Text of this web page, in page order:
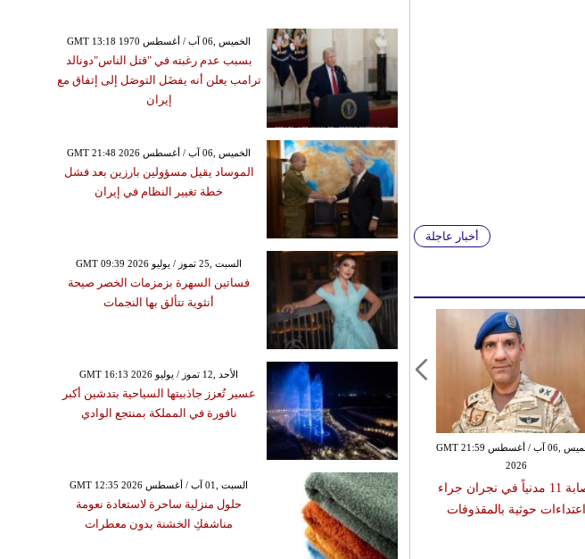
أخبار عاجلة
الخميس ,06 آب / أغسطس GMT 21:59
2026
إصابة 11 مدنياً في نجران جراء
اعتداءات حوثية بالمقذوفات
GMT 13:18 1970 الخميس ,06 آب / أغسطس
بسبب عدم رغبته في "قتل الناس"دونالد
ترامب يعلن أنه يفضَل التوصَل إلى إتفاق مع
إيران
GMT 21:48 2026 الخميس ,06 آب / أغسطس
الموساد يقيل مسؤولين بارزين بعد فشل
خطة تغيير النظام في إيران
GMT 09:39 2026 السبت ,25 تموز / يوليو
فساتين السهرة بزمزمات الخصر صيحة
أنثوية تتألق بها النجمات
GMT 16:13 2026 الأحد ,12 تموز / يوليو
عسير تُعزز جاذبيتها السياحية بتدشين أكبر
نافورة في المملكة بمنتجع الوادي
GMT 12:35 2026 السبت ,01 آب / أغسطس
حلول منزلية ساحرة لاستعادة نعومة
مناشفكِ الخشنة بدون معطرات